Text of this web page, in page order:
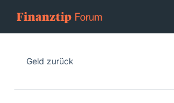
Geld zurück